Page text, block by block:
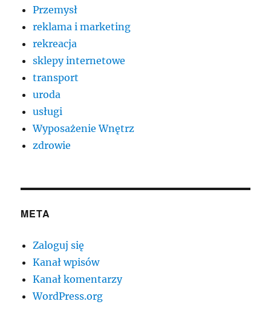
Przemysł
reklama i marketing
rekreacja
sklepy internetowe
transport
uroda
usługi
Wyposażenie Wnętrz
zdrowie
META
Zaloguj się
Kanał wpisów
Kanał komentarzy
WordPress.org